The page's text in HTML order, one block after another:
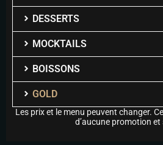
DESSERTS
MOCKTAILS
BOISSONS
GOLD
Les prix et le menu peuvent changer.
d’aucune promotion et